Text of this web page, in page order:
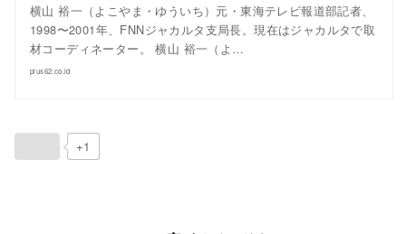
横山 裕一（よこやま・ゆういち）元・東海テレビ報道部記者、
1998〜2001年、FNNジャカルタ支局長。現在はジャカルタで取
材コーディネーター。 横山 裕一（よ…
plus62.co.id
+1